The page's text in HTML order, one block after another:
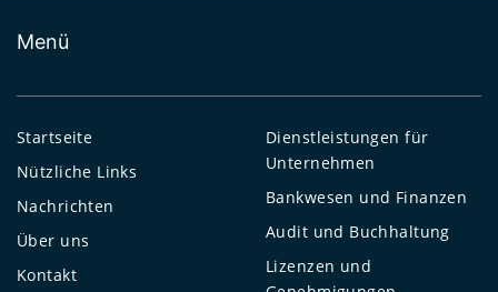
Menü
Startseite
Nützliche Links
Nachrichten
Über uns
Kontakt
Dienstleistungen für
Unternehmen
Bankwesen und Finanzen
Audit und Buchhaltung
Lizenzen und